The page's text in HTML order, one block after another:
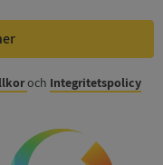
och Integritetspolicy